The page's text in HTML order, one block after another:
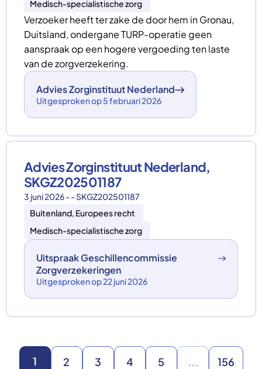
Medisch-specialistische zorg
Verzoeker heeft ter zake de door hem in Gronau,
Duitsland, ondergane TURP-operatie geen
aanspraak op een hogere vergoeding ten laste
van de zorgverzekering.
Advies Zorginstituut Nederland
Uitgesproken op 5 februari 2026
Advies Zorginstituut Nederland,
SKGZ202501187
3 juni 2026 - - SKGZ202501187
Buitenland, Europees recht
Medisch-specialistische zorg
Uitspraak Geschillencommissie
Zorgverzekeringen
Uitgesproken op 22 juni 2026
1 2 3 4 5 ... 156